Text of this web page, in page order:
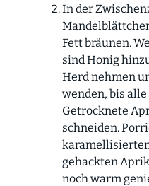
In der
Fett bräunen.
sind Honig
Herd nehmen
wenden, bis
Getrocknete
schneiden.
gehackten
noch warm